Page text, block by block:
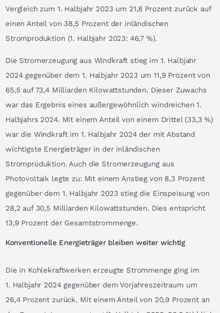
Vergleich zum 1. Halbjahr 2023 um 21,8 Prozent zurück auf
einen Anteil von 38,5 Prozent der inländischen
Stromproduktion (1. Halbjahr 2023: 46,7 %).
Die Stromerzeugung aus Windkraft stieg im 1. Halbjahr
2024 gegenüber dem 1. Halbjahr 2023 um 11,9 Prozent von
65,5 auf 73,4 Milliarden Kilowattstunden. Dieser Zuwachs
war das Ergebnis eines außergewöhnlich windreichen 1.
Halbjahrs 2024. Mit einem Anteil von einem Drittel (33,3 %)
war die Windkraft im 1. Halbjahr 2024 der mit Abstand
wichtigste Energieträger in der inländischen
Stromproduktion. Auch die Stromerzeugung aus
Photovoltaik legte zu: Mit einem Anstieg von 8,3 Prozent
gegenüber dem 1. Halbjahr 2023 stieg die Einspeisung von
28,2 auf 30,5 Milliarden Kilowattstunden. Dies entspricht
13,9 Prozent der Gesamtstrommenge.
Konventionelle Energieträger bleiben weiter wichtig
Die in Kohlekraftwerken erzeugte Strommenge ging im
1. Halbjahr 2024 gegenüber dem Vorjahreszeitraum um
26,4 Prozent zurück. Mit einem Anteil von 20,9 Prozent an